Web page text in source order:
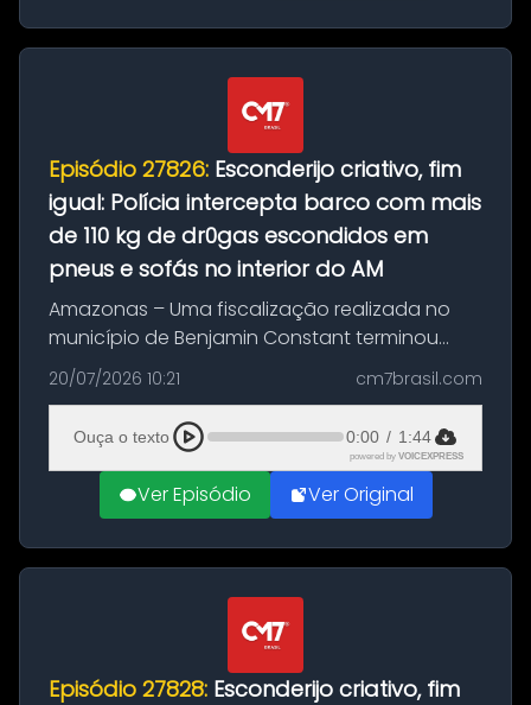
Episódio 27826: Esconderijo criativo, fim
igual: Polícia intercepta barco com mais
de 110 kg de dr0gas escondidos em
pneus e sofás no interior do AM
Amazonas – Uma fiscalização realizada no
município de Benjamin Constant terminou
com a apreensão de aproximadamente 115
quilos de entorpecentes em uma
embarcação atracada no porto da cidade. O
materia...
20/07/2026 10:21 cm7brasil.com
Ouça o texto 0:00 / 1:44
powered by VOICEXPRESS
Ver Episódio Ver Original
Episódio 27828: Esconderijo criativo, fim